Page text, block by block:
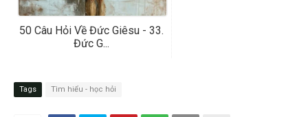
50 Câu Hỏi Về Đức Giêsu - 33.
Đức G...
Tags Tìm hiểu - học hỏi